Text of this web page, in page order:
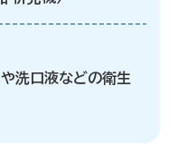
洗口液などの衛生